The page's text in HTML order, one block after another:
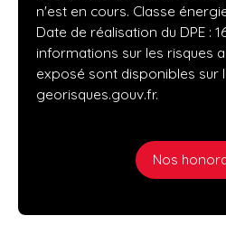
n'est en cours. Classe
Date de réalisation du DPE :
informations sur les risques
exposé sont disponibles sur
georisques.gouv.fr.
Nos